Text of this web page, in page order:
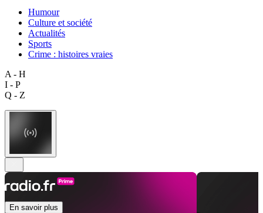
Humour
Culture et société
Actualités
Sports
Crime : histoires vraies
A - H
I - P
Q - Z
En savoir plus